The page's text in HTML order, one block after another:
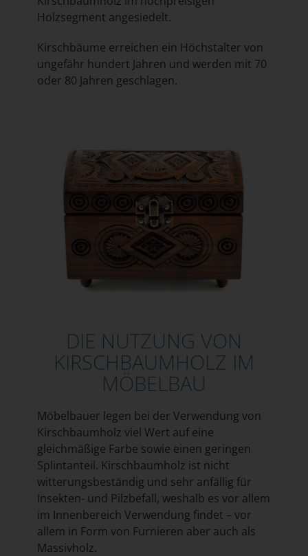
Holzsegment angesiedelt.
Kirschbäume erreichen ein Höchstalter von
ungefähr hundert Jahren und werden mit 70
oder 80 Jahren geschlagen.
DIE NUTZUNG VON
KIRSCHBAUMHOLZ IM
MÖBELBAU
Möbelbauer legen bei der Verwendung von
Kirschbaumholz viel Wert auf eine
gleichmäßige Farbe sowie einen geringen
Splintanteil. Kirschbaumholz ist nicht
witterungsbeständig und sehr anfällig für
Insekten- und Pilzbefall, weshalb es vor allem
im Innenbereich Verwendung findet – vor
allem in Form von Furnieren aber auch als
Massivholz.